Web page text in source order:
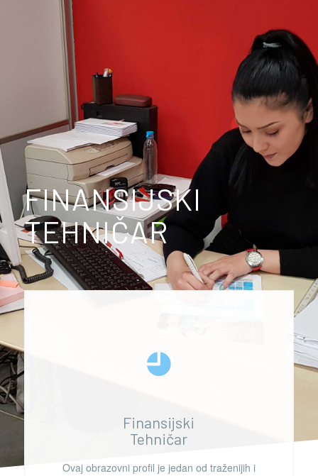
FINANSIJSKI
TEHNIČAR
Finansijski
Tehničar
Ovaj obrazovni profil je jedan od traženijih i